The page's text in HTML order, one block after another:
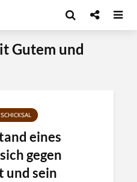
Gutem und
SCHICKSAL
eines
gegen
und sein